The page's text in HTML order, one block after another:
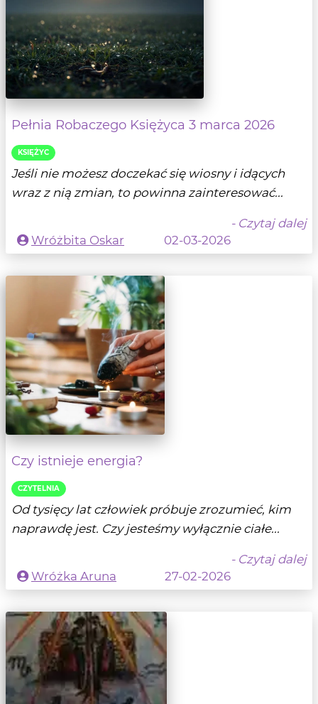
Pełnia Robaczego Księżyca 3 marca 2026
KSIĘŻYC
Jeśli nie możesz doczekać się wiosny i idących
wraz z nią zmian, to powinna zainteresować...
- Czytaj dalej
Wróżbita Oskar
02-03-2026
Czy istnieje energia?
CZYTELNIA
Od tysięcy lat człowiek próbuje zrozumieć, kim
naprawdę jest. Czy jesteśmy wyłącznie ciałe...
- Czytaj dalej
Wróżka Aruna
27-02-2026